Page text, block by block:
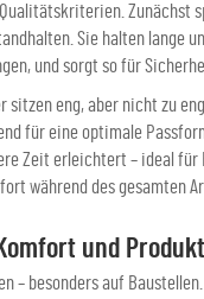
Zunächst
Sie halten lange
und sorgt so für
sitzen eng, aber nicht zu
für eine optimale
Zeit erleichtert – ideal
während des gesamten
und
– besonders auf